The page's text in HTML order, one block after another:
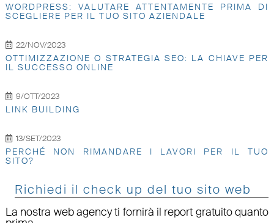
WORDPRESS: VALUTARE ATTENTAMENTE PRIMA DI
SCEGLIERE PER IL TUO SITO AZIENDALE
22/NOV/2023
OTTIMIZZAZIONE O STRATEGIA SEO: LA CHIAVE PER
IL SUCCESSO ONLINE
9/OTT/2023
LINK BUILDING
13/SET/2023
PERCHÉ NON RIMANDARE I LAVORI PER IL TUO
SITO?
Richiedi il check up del tuo sito web
La nostra web agency ti fornirà il report gratuito quanto